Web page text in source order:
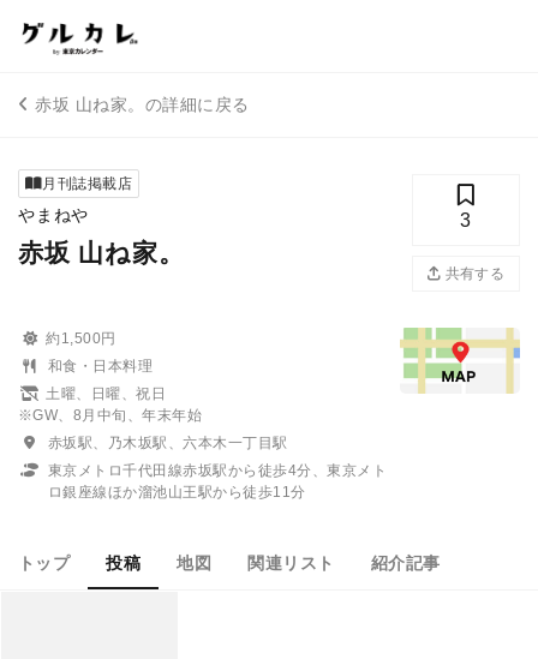
赤坂 山ね家。の詳細に戻る
月刊誌掲載店
やまねや
赤坂 山ね家。
3
共有する
約1,500円
和食・日本料理
土曜、日曜、祝日
※GW、8月中旬、年末年始
赤坂駅、乃木坂駅、六本木一丁目駅
東京メトロ千代田線赤坂駅から徒歩4分、東京メト
ロ銀座線ほか溜池山王駅から徒歩11分
トップ 投稿 地図 関連リスト 紹介記事